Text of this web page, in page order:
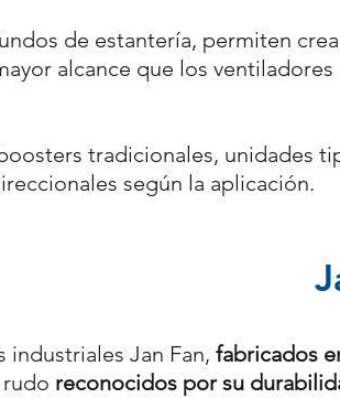
de estantería, permiten
alcance que los
tradicionales, unidades
según la aplicación.
industriales Jan Fan, fabricados
reconocidos por su